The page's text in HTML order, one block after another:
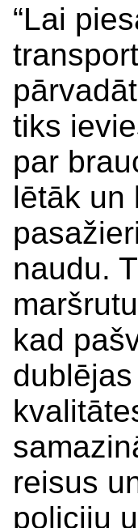
“Lai
tiks
par
lētāk un
naudu.
kad
reisus
policiju